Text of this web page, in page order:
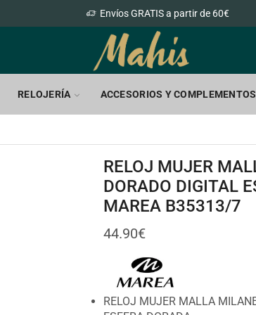
Envíos GRATIS a partir de 60€
RELOJERÍA ACCESORIOS Y COMPLEMENTOS
RELOJ MUJER
DORADO DIGITAL
MAREA B35313/7
44.90€
RELOJ MUJER MALLA